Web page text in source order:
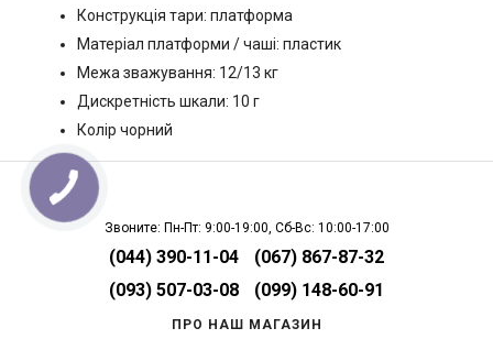
Конструкція тари: платформа
Матеріал платформи / чаші: пластик
Межа зважування: 12/13 кг
Дискретність шкали: 10 г
Колір чорний
Звоните: Пн-Пт: 9:00-19:00, Сб-Вс: 10:00-17:00
(044) 390-11-04
(067) 867-87-32
(093) 507-03-08
(099) 148-60-91
ПРО НАШ МАГАЗИН